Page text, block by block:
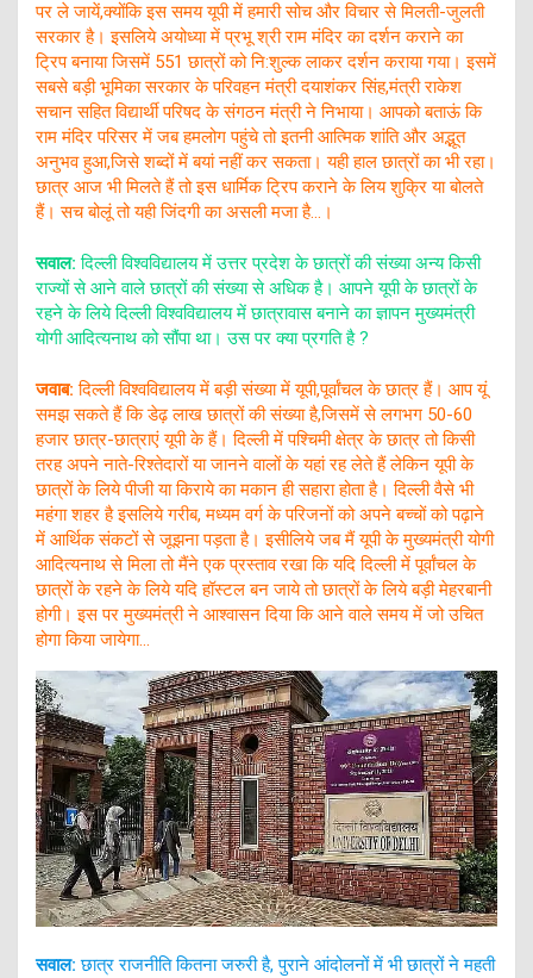
पर ले जायें,क्योंकि इस समय यूपी में हमारी सोच और विचार से मिलती-जुलती
सरकार है। इसलिये अयोध्या में प्रभू श्री राम मंदिर का दर्शन कराने का
ट्रिप बनाया जिसमें 551 छात्रों को नि:शुल्क लाकर दर्शन कराया गया। इसमें
सबसे बड़ी भूमिका सरकार के परिवहन मंत्री दयाशंकर सिंह,मंत्री राकेश
सचान सहित विद्यार्थी परिषद के संगठन मंत्री ने निभाया। आपको बताऊं कि
राम मंदिर परिसर में जब हमलोग पहुंचे तो इतनी आत्मिक शांति और अद्भूत
अनुभव हुआ,जिसे शब्दों में बयां नहीं कर सकता। यही हाल छात्रों का भी रहा।
छात्र आज भी मिलते हैं तो इस धार्मिक ट्रिप कराने के लिय शुक्रि या बोलते
हैं। सच बोलूं तो यही जिंदगी का असली मजा है…।
सवाल: दिल्ली विश्वविद्यालय में उत्तर प्रदेश के छात्रों की संख्या अन्य किसी
राज्यों से आने वाले छात्रों की संख्या से अधिक है। आपने यूपी के छात्रों के
रहने के लिये दिल्ली विश्वविद्यालय में छात्रावास बनाने का ज्ञापन मुख्यमंत्री
योगी आदित्यनाथ को सौंपा था। उस पर क्या प्रगति है ?
जवाब: दिल्ली विश्वविद्यालय में बड़ी संख्या में यूपी,पूर्वांचल के छात्र हैं। आप यूं
समझ सकते हैं कि डेढ़ लाख छात्रों की संख्या है,जिसमें से लगभग 50-60
हजार छात्र-छात्राएं यूपी के हैं। दिल्ली में पश्चिमी क्षेत्र के छात्र तो किसी
तरह अपने नाते-रिश्तेदारों या जानने वालों के यहां रह लेते हैं लेकिन यूपी के
छात्रों के लिये पीजी या किराये का मकान ही सहारा होता है। दिल्ली वैसे भी
महंगा शहर है इसलिये गरीब, मध्यम वर्ग के परिजनों को अपने बच्चों को पढ़ाने
में आर्थिक संकटों से जूझना पड़ता है। इसीलिये जब मैं यूपी के मुख्यमंत्री योगी
आदित्यनाथ से मिला तो मैंने एक प्रस्ताव रखा कि यदि दिल्ली में पूर्वांचल के
छात्रों के रहने के लिये यदि हॉस्टल बन जाये तो छात्रों के लिये बड़ी मेहरबानी
होगी। इस पर मुख्यमंत्री ने आश्वासन दिया कि आने वाले समय में जो उचित
होगा किया जायेगा…
सवाल: छात्र राजनीति कितना जरुरी है, पुराने आंदोलनों में भी छात्रों ने महती